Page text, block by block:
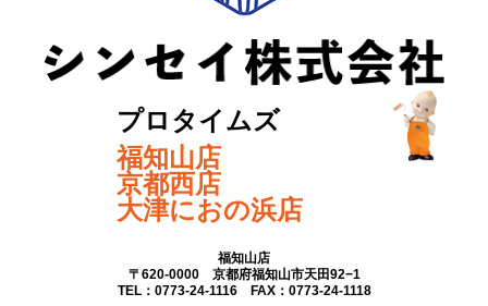
プロタイムズ
福知山店
京都西店
大津におの浜店
福知山店
〒620-0000 京都府福知山市天田92−1
TEL：0773-24-1116 FAX：0773-24-1118